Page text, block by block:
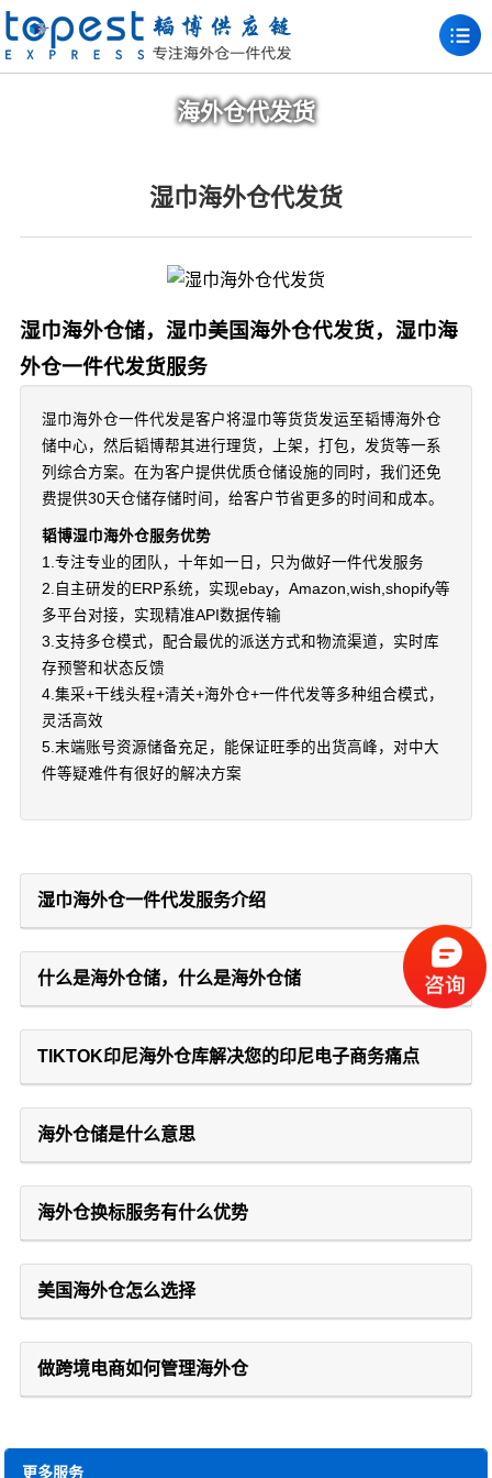
海外仓代发货
湿巾海外仓代发货
湿巾海外仓储，湿巾美国海外仓代发货，湿巾海
外仓一件代发货服务
湿巾海外仓一件代发是客户将湿巾等货货发运至韬博海外仓
储中心，然后韬博帮其进行理货，上架，打包，发货等一系
列综合方案。在为客户提供优质仓储设施的同时，我们还免
费提供30天仓储存储时间，给客户节省更多的时间和成本。
韬博湿巾海外仓服务优势
1.专注专业的团队，十年如一日，只为做好一件代发服务
2.自主研发的ERP系统，实现ebay，Amazon,wish,shopify等
多平台对接，实现精准API数据传输
3.支持多仓模式，配合最优的派送方式和物流渠道，实时库
存预警和状态反馈
4.集采+干线头程+清关+海外仓+一件代发等多种组合模式，
灵活高效
5.末端账号资源储备充足，能保证旺季的出货高峰，对中大
件等疑难件有很好的解决方案
湿巾海外仓一件代发服务介绍
什么是海外仓储，什么是海外仓储
TIKTOK印尼海外仓库解决您的印尼电子商务痛点
海外仓储是什么意思
海外仓换标服务有什么优势
美国海外仓怎么选择
做跨境电商如何管理海外仓
更多服务